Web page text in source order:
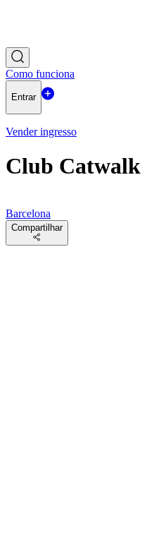
Como funciona
Entrar
Vender ingresso
Club Catwalk
Barcelona
Compartilhar